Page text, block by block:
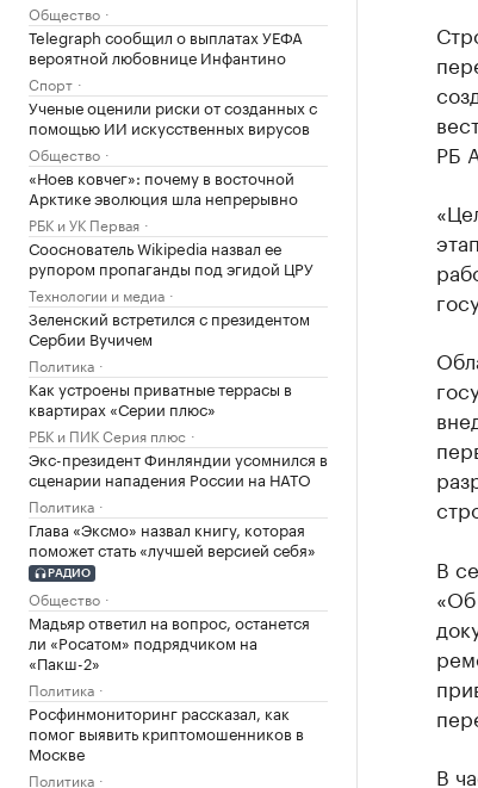
Общество
Telegraph сообщил о выплатах УЕФА
вероятной любовнице Инфантино
Спорт
Ученые оценили риски от созданных с
помощью ИИ искусственных вирусов
Общество
«Ноев ковчег»: почему в восточной
Арктике эволюция шла непрерывно
РБК и УК Первая
Сооснователь Wikipedia назвал ее
рупором пропаганды под эгидой ЦРУ
Технологии и медиа
Зеленский встретился с президентом
Сербии Вучичем
Политика
Как устроены приватные террасы в
квартирах «Серии плюс»
РБК и ПИК Серия плюс
Экс-президент Финляндии усомнился в
сценарии нападения России на НАТО
Политика
Глава «Эксмо» назвал книгу, которая
поможет стать «лучшей версией себя»
РАДИО
Общество
Мадьяр ответил на вопрос, останется
ли «Росатом» подрядчиком на
«Пакш-2»
Политика
Росфинмониторинг рассказал, как
помог выявить криптомошенников в
Москве
Политика
РБ
В
В